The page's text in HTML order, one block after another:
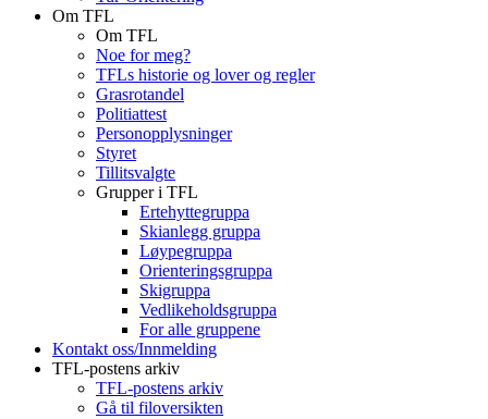
Om TFL
Om TFL
Noe for meg?
TFLs historie og lover og regler
Grasrotandel
Politiattest
Personopplysninger
Styret
Tillitsvalgte
Grupper i TFL
Ertehyttegruppa
Skianlegg gruppa
Løypegruppa
Orienteringsgruppa
Skigruppa
Vedlikeholdsgruppa
For alle gruppene
Kontakt oss/Innmelding
TFL-postens arkiv
TFL-postens arkiv
Gå til filoversikten